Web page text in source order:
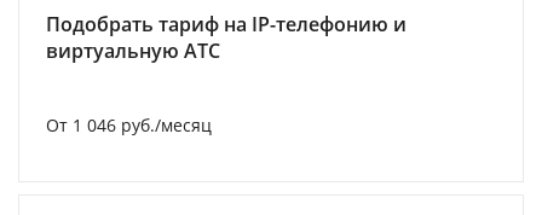
Подобрать тариф на IP-телефонию и
виртуальную АТС
От 1 046 руб./месяц